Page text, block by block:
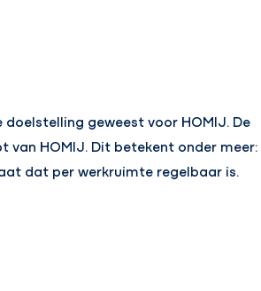
geweest voor HOMIJ. De
HOMIJ. Dit betekent onder meer:
dat per werkruimte regelbaar is.